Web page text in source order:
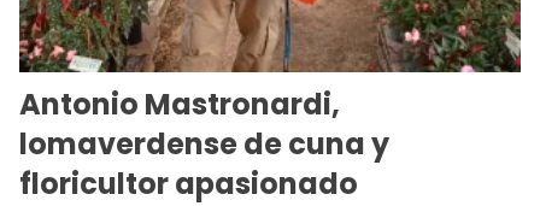
Antonio Mastronardi,
lomaverdense de cuna y
floricultor apasionado